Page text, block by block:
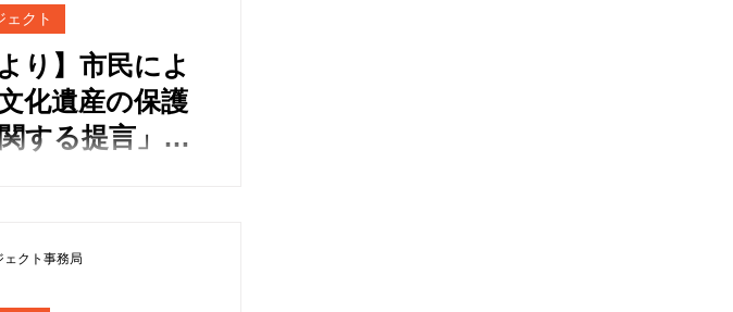
り】市民によ
化遺産の保護
する提言」発
ブ）
ェクト
クト事務局